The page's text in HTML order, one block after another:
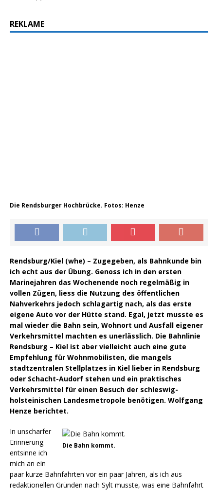
REKLAME
Die Rendsburger Hochbrücke. Fotos: Henze
Rendsburg/Kiel (whe) – Zugegeben, als Bahnkunde bin
ich echt aus der Übung. Genoss ich in den ersten
Marinejahren das Wochenende noch regelmäßig in
vollen Zügen, liess die Nutzung des öffentlichen
Nahverkehrs jedoch schlagartig nach, als das erste
eigene Auto vor der Hütte stand. Egal, jetzt musste es
mal wieder die Bahn sein, Wohnort und Ausfall eigener
Verkehrsmittel machten es unerlässlich. Die Bahnlinie
Rendsburg – Kiel ist aber vielleicht auch eine gute
Empfehlung für Wohnmobilisten, die mangels
stadtzentralen Stellplatzes in Kiel lieber in Rendsburg
oder Schacht-Audorf stehen und ein praktisches
Verkehrsmittel für einen Besuch der schleswig-
holsteinischen Landesmetropole benötigen. Wolfgang
Henze berichtet.
Die Bahn kommt.
In unscharfer
Erinnerung
entsinne ich
mich an ein
paar kurze Bahnfahrten vor ein paar Jahren, als ich aus
redaktionellen Gründen nach Sylt musste, was eine Bahnfahrt